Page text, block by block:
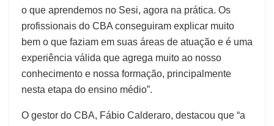
o que aprendemos no Sesi, agora na prática. Os
profissionais do CBA conseguiram explicar muito
bem o que faziam em suas áreas de atuação e é uma
experiência válida que agrega muito ao nosso
conhecimento e nossa formação, principalmente
nesta etapa do ensino médio”.
O gestor do CBA, Fábio Calderaro, destacou que “a